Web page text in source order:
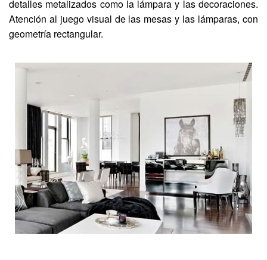
detalles metalizados como la lámpara y las decoraciones.
Atención al juego visual de las mesas y las lámparas, con
geometría rectangular.